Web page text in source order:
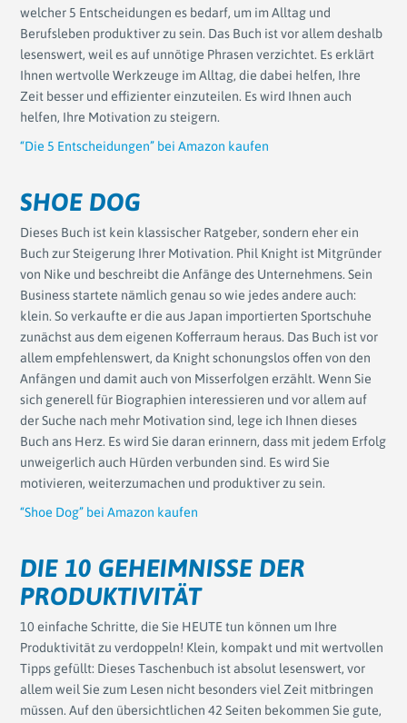
welcher 5 Entscheidungen es bedarf, um im Alltag und
Berufsleben produktiver zu sein. Das Buch ist vor allem deshalb
lesenswert, weil es auf unnötige Phrasen verzichtet. Es erklärt
Ihnen wertvolle Werkzeuge im Alltag, die dabei helfen, Ihre
Zeit besser und effizienter einzuteilen. Es wird Ihnen auch
helfen, Ihre Motivation zu steigern.
“Die 5 Entscheidungen” bei Amazon kaufen
SHOE DOG
Dieses Buch ist kein klassischer Ratgeber, sondern eher ein
Buch zur Steigerung Ihrer Motivation. Phil Knight ist Mitgründer
von Nike und beschreibt die Anfänge des Unternehmens. Sein
Business startete nämlich genau so wie jedes andere auch:
klein. So verkaufte er die aus Japan importierten Sportschuhe
zunächst aus dem eigenen Kofferraum heraus. Das Buch ist vor
allem empfehlenswert, da Knight schonungslos offen von den
Anfängen und damit auch von Misserfolgen erzählt. Wenn Sie
sich generell für Biographien interessieren und vor allem auf
der Suche nach mehr Motivation sind, lege ich Ihnen dieses
Buch ans Herz. Es wird Sie daran erinnern, dass mit jedem Erfolg
unweigerlich auch Hürden verbunden sind. Es wird Sie
motivieren, weiterzumachen und produktiver zu sein.
“Shoe Dog” bei Amazon kaufen
DIE 10 GEHEIMNISSE DER
PRODUKTIVITÄT
10 einfache Schritte, die Sie HEUTE tun können um Ihre
Produktivität zu verdoppeln! Klein, kompakt und mit wertvollen
Tipps gefüllt: Dieses Taschenbuch ist absolut lesenswert, vor
allem weil Sie zum Lesen nicht besonders viel Zeit mitbringen
müssen. Auf den übersichtlichen 42 Seiten bekommen Sie gute,